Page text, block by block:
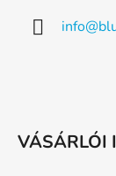
info@
VÁSÁRLÓI